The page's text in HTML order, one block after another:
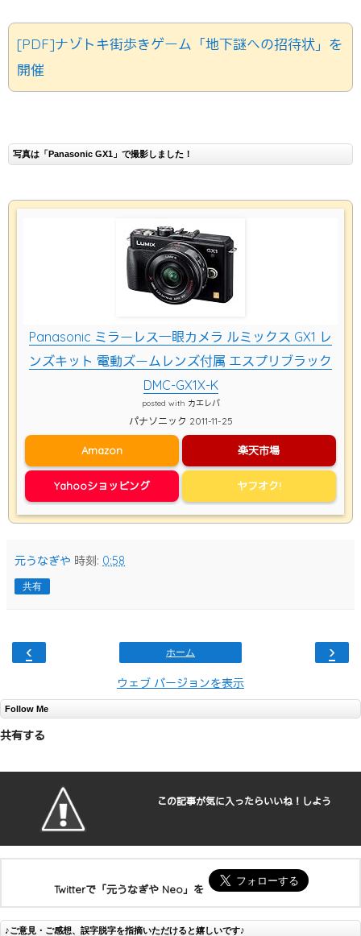
[PDF]ナゾトキ街歩きゲーム「地下謎への招待状」を
開催
写真は「Panasonic GX1」で撮影しました！
Panasonic ミラーレス一眼カメラ ルミックス GX1 レ
ンズキット 電動ズームレンズ付属 エスプリブラック
DMC-GX1X-K
posted with カエレバ
パナソニック 2011-11-25
Amazon 楽天市場
Yahooショッピング ヤフオク!
元うなぎや 時刻: 0:58
共有
‹ ›
ホーム
ウェブ バージョンを表示
Follow Me
共有する
この記事が気に入ったらいいね！しよう
Twitterで「元うなぎや Neo」を
♪ご意見・ご感想、誤字脱字を指摘いただけると嬉しいです♪